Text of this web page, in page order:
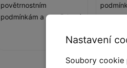
povětrnostním
podmínkám a opotřebení.
Nastavení
Soubory cookie